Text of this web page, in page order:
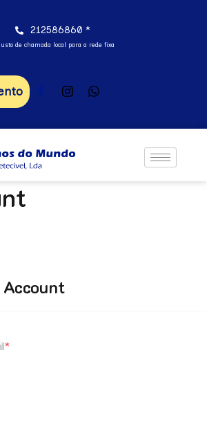
212586860 *
de chamada local para a rede fixa
*